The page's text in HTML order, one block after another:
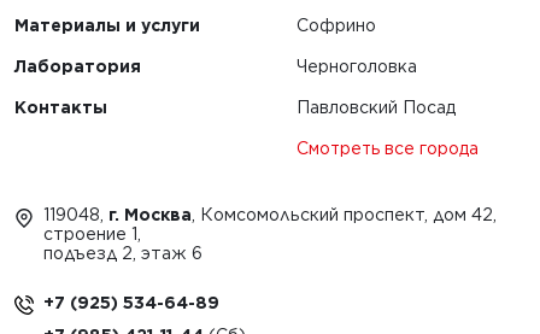
Материалы и услуги
Лаборатория
Контакты
Софрино
Черноголовка
Павловский Посад
Смотреть все города
119048, г. Москва , Комсомольский проспект, дом 42,
строение 1,
подъезд 2, этаж 6
+7 (925) 534-64-89